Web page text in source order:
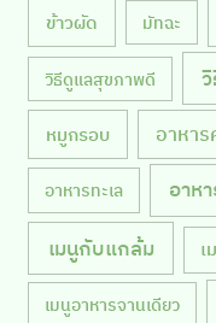
ข้าวผัด มัทฉะ
วิธีดูแลสุขภาพดี
หมูกรอบ อาหา
อาหารทะเล อาห
เมนูกับแกล้ม เ
เมนูอาหารจานเดียว